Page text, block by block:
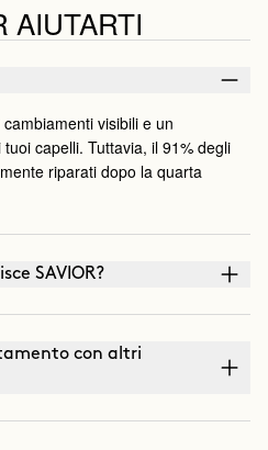
AIUTARTI
visibili e un
capelli. Tuttavia, il 91% degli
riparati dopo la quarta
SAVIOR?
con altri